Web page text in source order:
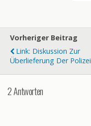
Vorheriger Beitrag
Link: Diskussion Zur
Überlieferung Der Polizei
2 Antworten